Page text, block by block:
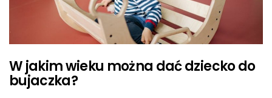
W jakim wieku można dać dziecko do
bujaczka?